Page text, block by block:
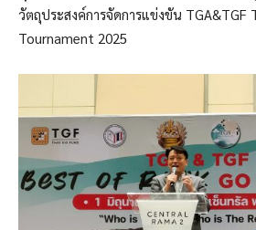
วัตถุประสงค์การจัดการแข่งขัน TGA&TGF
Tournament 2025